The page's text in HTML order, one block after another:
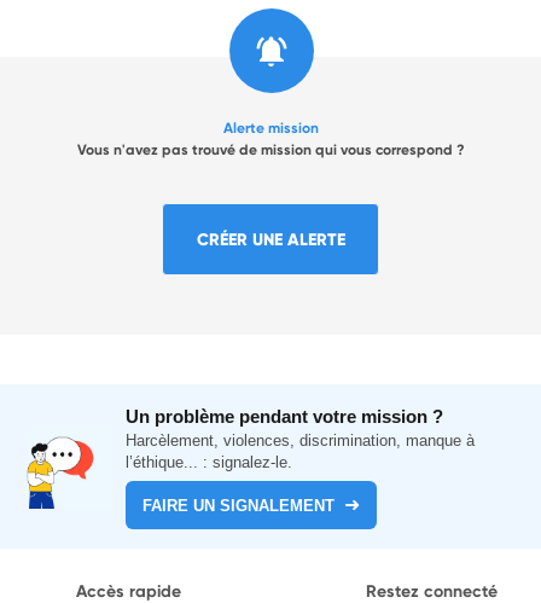
Alerte mission
Vous n'avez pas trouvé de mission qui vous correspond ?
CRÉER UNE ALERTE
Un problème pendant votre mission ?
Harcèlement, violences, discrimination, manque à
l’éthique... : signalez-le.
FAIRE UN SIGNALEMENT
Accès rapide Restez connecté